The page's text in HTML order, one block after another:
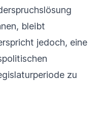
bleibt
jedoch, eine
zu